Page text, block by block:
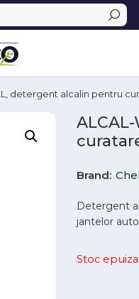
detergent alcalin pentru
Brand
Detergent
jantelor
Stoc